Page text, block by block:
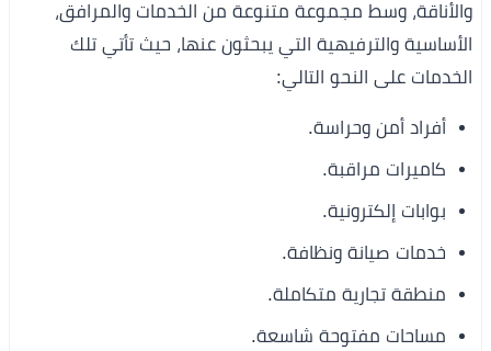
والأناقة، وسط مجموعة متنوعة من الخدمات والمرافق،
الأساسية والترفيهية التي يبحثون عنها، حيث تأتي تلك
الخدمات على النحو التالي:
أفراد أمن وحراسة.
كاميرات مراقبة.
بوابات إلكترونية.
خدمات صيانة ونظافة.
منطقة تجارية متكاملة.
مساحات مفتوحة شاسعة.